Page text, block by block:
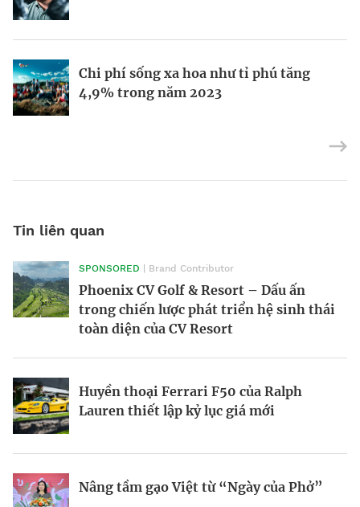
Chi phí sống xa hoa như tỉ phú tăng
4,9% trong năm 2023
Định vị doanh nghiệp Việt trên bản đồ
kinh tế toàn cầu
Mukesh Ambani sắp chuyển giao quyền
điều hành Reliance Industries cho các
Tin liên quan
SPONSORED | Brand Contributor
Phoenix CV Golf & Resort – Dấu ấn
trong chiến lược phát triển hệ sinh thái
toàn diện của CV Resort
Huyền thoại Ferrari F50 của Ralph
Lauren thiết lập kỷ lục giá mới
Nâng tầm gạo Việt từ “Ngày của Phở”
Morgan Supersport 2025: Siêu xe hiện
đại trong dáng vẻ hoài cổ
Phòng chờ thương gia SASCO – Trải
nghiệm quốc tế, kết tinh bản sắc
Victor Vũ và nghệ thuật cân bằng trong
điện ảnh
“music marketing” tiền tỷ